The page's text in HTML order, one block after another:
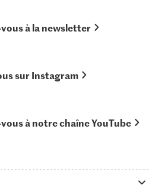
à la newsletter
sur Instagram
à notre chaîne YouTube